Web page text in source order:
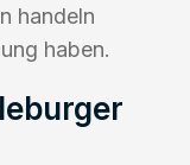
handeln
haben.